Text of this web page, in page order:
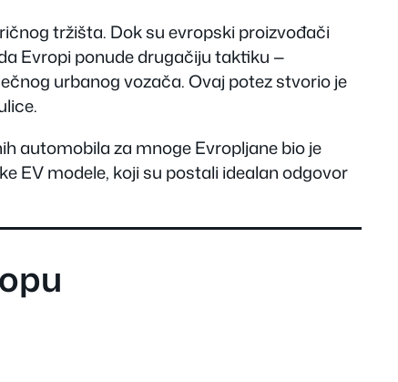
tržišta. Dok su evropski proizvođači
Evropi ponude drugačiju taktiku —
urbanog vozača. Ovaj potez stvorio je
automobila za mnoge Evropljane bio je
EV modele, koji su postali idealan odgovor